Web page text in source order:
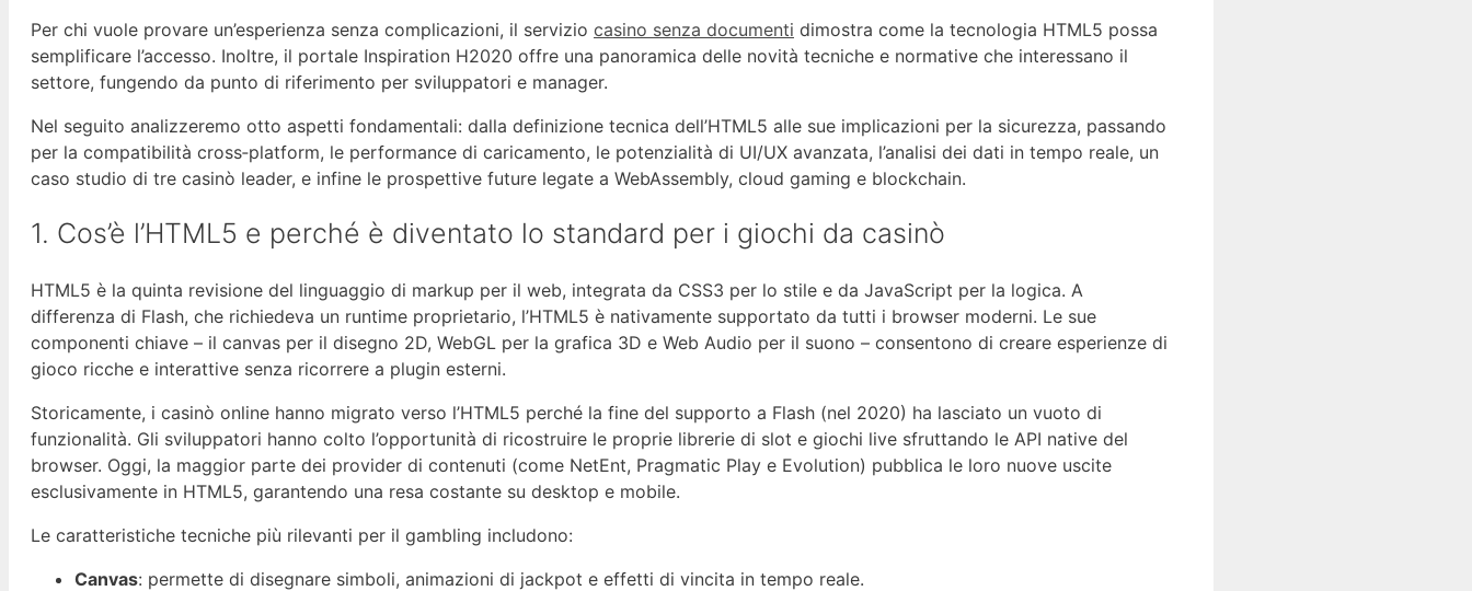
Per chi vuole provare un’esperienza senza complicazioni, il servizio casino senza documenti dimostra come la tecnologia HTML5 possa
semplificare l’accesso. Inoltre, il portale Inspiration H2020 offre una panoramica delle novità tecniche e normative che interessano il
settore, fungendo da punto di riferimento per sviluppatori e manager.
Nel seguito analizzeremo otto aspetti fondamentali: dalla definizione tecnica dell’HTML5 alle sue implicazioni per la sicurezza, passando
per la compatibilità cross‑platform, le performance di caricamento, le potenzialità di UI/UX avanzata, l’analisi dei dati in tempo reale, un
caso studio di tre casinò leader, e infine le prospettive future legate a WebAssembly, cloud gaming e blockchain.
1. Cos’è l’HTML5 e perché è diventato lo standard per i giochi da casinò
HTML5 è la quinta revisione del linguaggio di markup per il web, integrata da CSS3 per lo stile e da JavaScript per la logica. A
differenza di Flash, che richiedeva un runtime proprietario, l’HTML5 è nativamente supportato da tutti i browser moderni. Le sue
componenti chiave – il canvas per il disegno 2D, WebGL per la grafica 3D e Web Audio per il suono – consentono di creare esperienze di
gioco ricche e interattive senza ricorrere a plugin esterni.
Storicamente, i casinò online hanno migrato verso l’HTML5 perché la fine del supporto a Flash (nel 2020) ha lasciato un vuoto di
funzionalità. Gli sviluppatori hanno colto l’opportunità di ricostruire le proprie librerie di slot e giochi live sfruttando le API native del
browser. Oggi, la maggior parte dei provider di contenuti (come NetEnt, Pragmatic Play e Evolution) pubblica le loro nuove uscite
esclusivamente in HTML5, garantendo una resa costante su desktop e mobile.
Le caratteristiche tecniche più rilevanti per il gambling includono:
Canvas: permette di disegnare simboli, animazioni di jackpot e effetti di vincita in tempo reale.